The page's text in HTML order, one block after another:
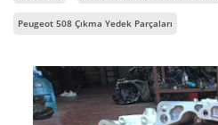
Peugeot 508 Çıkma Yedek Parçaları